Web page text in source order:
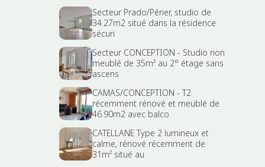
Secteur Prado/Périer, studio de
34.27m2 situé dans la résidence
sécuri
Secteur CONCEPTION - Studio non
meublé de 35m² au 2° étage sans
ascens
CAMAS/CONCEPTION - T2
récemment rénové et meublé de
46.90m2 avec balco
CATELLANE Type 2 lumineux et
calme, rénové récemment de
31m² situé au